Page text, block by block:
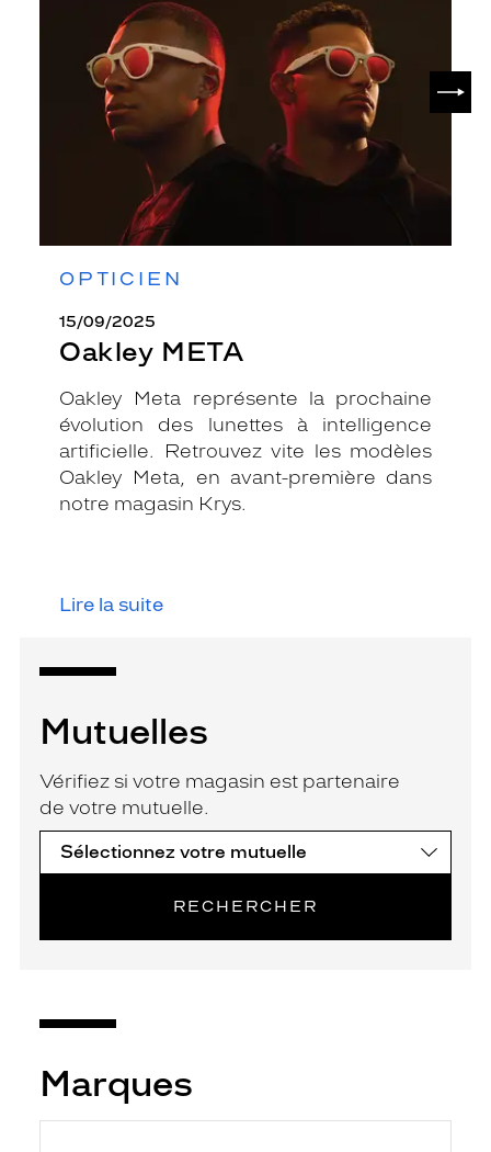
OPTICIEN
15/09/2025
Oakley META
Oakley Meta représente la prochaine
évolution des lunettes à intelligence
artificielle. Retrouvez vite les modèles
Oakley Meta, en avant-première dans
notre magasin Krys.
Lire la suite
Mutuelles
Vérifiez si votre magasin est partenaire
de votre mutuelle.
RECHERCHER
Marques